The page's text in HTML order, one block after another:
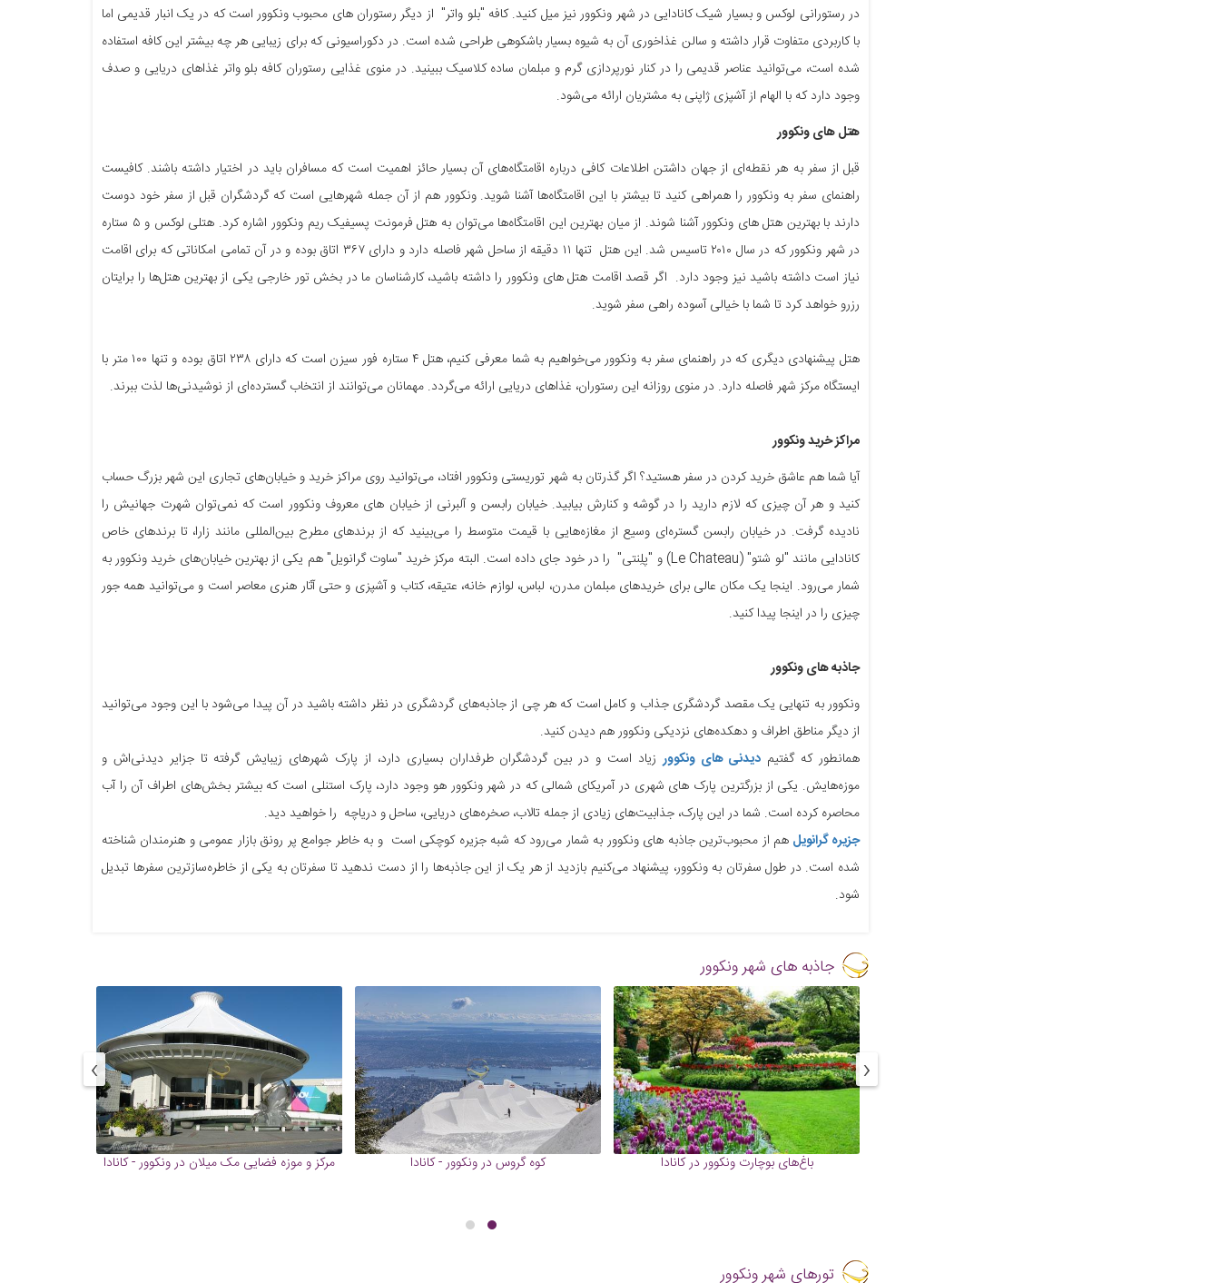
در رستورانی لوکس و بسیار شیک کانادایی در شهر ونکوور نیز میل کنید. کافه "بلو واتر" از دیگر رستوران های محبوب ونکوور است که در یک انبار قدیمی اما
با کاربردی متفاوت قرار داشته و سالن غذاخوری آن به شیوه بسیار باشکوهی طراحی شده است. در دکوراسیونی که برای زیبایی هر چه بیشتر این کافه استفاده
شده است، می‌توانید عناصر قدیمی را در کنار نورپردازی گرم و مبلمان ساده کلاسیک ببینید. در منوی غذایی رستوران کافه بلو واتر غذاهای دریایی و صدف
وجود دارد که با الهام از آشپزی ژاپنی به مشتریان ارائه می‌شود.
هتل های ونکوور
قبل از سفر به هر نقطه‌ای از جهان داشتن اطلاعات کافی درباره اقامتگاه‌های آن بسیار حائز اهمیت است که مسافران باید در اختیار داشته باشند. کافیست
راهنمای سفر به ونکوور را همراهی کنید تا بیشتر با این اقامتگاه‌ها آشنا شوید. ونکوور هم از آن جمله شهرهایی است که گردشگران قبل از سفر خود دوست
دارند با بهترین هتل های ونکوور آشنا شوند. از میان بهترین این اقامتگاه‌ها می‌توان به هتل فرمونت پسیفیک ریم ونکوور اشاره کرد. هتلی لوکس و ۵ ستاره
در شهر ونکوور که در سال ۲۰۱۰ تاسیس شد. این هتل تنها ۱۱ دقیقه از ساحل شهر فاصله دارد و دارای ۳۶۷ اتاق بوده و در آن تمامی امکاناتی که برای اقامت
نیاز است داشته باشید نیز وجود دارد. اگر قصد اقامت هتل های ونکوور را داشته باشید، کارشناسان ما در بخش تور خارجی یکی از بهترین هتل‌ها را برایتان
رزرو خواهد کرد تا شما با خیالی آسوده راهی سفر شوید.
هتل پیشنهادی دیگری که در راهنمای سفر به ونکوور می‌خواهیم به شما معرفی کنیم، هتل ۴ ستاره فور سیزن است که دارای ۲۳۸ اتاق بوده و تنها ۱۰۰ متر با
ایستگاه مرکز شهر فاصله دارد. در منوی روزانه این رستوران، غذاهای دریایی ارائه می‌گردد. مهمانان می‌توانند از انتخاب گسترده‌ای از نوشیدنی‌ها لذت ببرند.
مراکز خرید ونکوور
آیا شما هم عاشق خرید کردن در سفر هستید؟ اگر گذرتان به شهر توریستی ونکوور افتاد، می‌توانید روی مراکز خرید و خیابان‌های تجاری این شهر بزرگ حساب
کنید و هر آن چیزی که لازم دارید را در گوشه و کنارش بیابید. خیابان رابسن و آلبرنی از خیابان های معروف ونکوور است که نمی‌توان شهرت جهانیش را
نادیده گرفت. در خیابان رابسن گستره‌ای وسیع از مغازه‌هایی با قیمت متوسط را می‌بینید که از برندهای مطرح بین‌المللی مانند زارا، تا برندهای خاص
کانادایی مانند "لو شتو" (Le Chateau) و "پلِنتی" را در خود جای داده است. البته مرکز خرید "ساوت گرانویل" هم یکی از بهترین خیابان‌های خرید ونکوور به
شمار می‌رود. اینجا یک مکان عالی برای خریدهای مبلمان مدرن، لباس، لوازم خانه، عتیقه، کتاب و آشپزی و حتی آثار هنری معاصر است و می‌توانید همه جور
چیزی را در اینجا پیدا کنید.
جاذبه های ونکوور
ونکوور به تنهایی یک مقصد گردشگری جذاب و کامل است که هر چی از جاذبه‌های گردشگری در نظر داشته باشید در آن پیدا می‌شود با این وجود می‌توانید
از دیگر مناطق اطراف و دهکده‌های نزدیکی ونکوور هم دیدن کنید.
همانطور که گفتیم دیدنی های ونکوور زیاد است و در بین گردشگران طرفداران بسیاری دارد، از پارک شهرهای زیبایش گرفته تا جزایر دیدنی‌اش و
موزه‌هایش. یکی از بزرگترین پارک های شهری در آمریکای شمالی که در شهر ونکوور هو وجود دارد، پارک استنلی است که بیشتر بخش‌های اطراف آن را آب
محاصره کرده است. شما در این پارک، جذابیت‌های زیادی از جمله تالاب، صخره‌های دریایی، ساحل و دریاچه را خواهید دید.
جزیره گرانویل هم از محبوب‌ترین جاذبه های ونکوور به شمار می‌رود که شبه جزیره کوچکی است و به خاطر جوامع پر رونق بازار عمومی و هنرمندان شناخته
شده است. در طول سفرتان به ونکوور، پیشنهاد می‌کنیم بازدید از هر یک از این جاذبه‌ها را از دست ندهید تا سفرتان به یکی از خاطره‌سازترین سفرها تبدیل
شود.
جاذبه های شهر ونکوور
باغ‌های بوچارت ونکوور در کانادا کوه گروس در ونکوور - کانادا مرکز و موزه فضایی مک میلان در ونکوور - کانادا
‹
›
تورهای شهر ونکوور